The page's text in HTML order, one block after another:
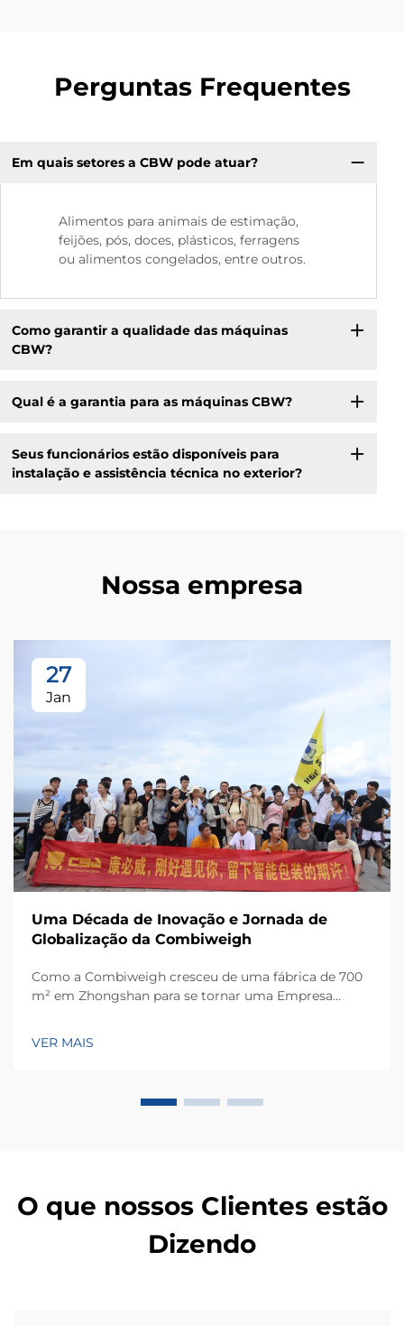
Perguntas Frequentes
Em quais setores a CBW pode atuar?
Alimentos para animais de estimação,
feijões, pós, doces, plásticos, ferragens
ou alimentos congelados, entre outros.
Como garantir a qualidade das máquinas
CBW?
Qual é a garantia para as máquinas CBW?
Seus funcionários estão disponíveis para
instalação e assistência técnica no exterior?
Nossa empresa
27
Jan
Uma Década de Inovação e Jornada de
Globalização da Combiweigh
Como a Combiweigh cresceu de uma fábrica de 700
m² em Zhongshan para se tornar uma Empresa
pesagem — solicite ainda hoje uma consulta global
VER MAIS
O que nossos Clientes estão
Dizendo